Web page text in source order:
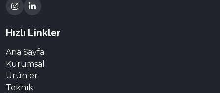
Hızlı Linkler
Ana Sayfa
Kurumsal
Ürünler
Teknik